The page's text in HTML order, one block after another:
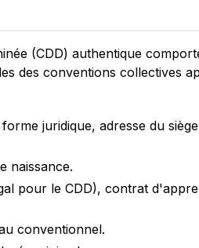
(CDD) authentique
des conventions collectives
juridique, adresse du
naissance.
pour le CDD), contrat
conventionnel.